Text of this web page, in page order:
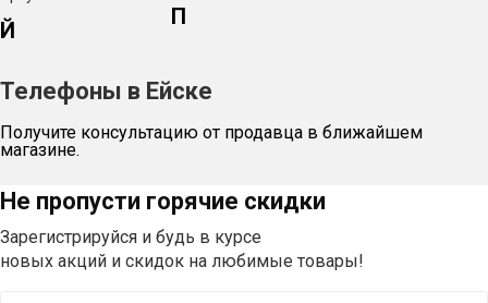
Й
П
Телефоны в Ейске
Получите консультацию от продавца в ближайшем
магазине.
Не пропусти горячие скидки
Зарегистрируйся и будь в курсе
новых акций и скидок на любимые товары!